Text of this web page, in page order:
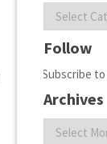
Categories
Follow
Subscribe
Archives
Archives